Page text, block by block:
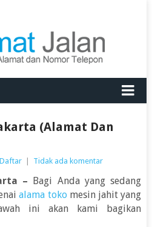
(Alamat Dan
Daftar Tidak ada komentar
– Bagi Anda yang sedang
alama tokomesin jahit yang
ini akan kami bagikan